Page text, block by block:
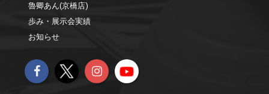
魯卿あん(京橋店)
歩み・展示会実績
お知らせ